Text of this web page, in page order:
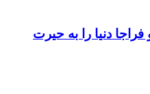
دنیا را به حیرت